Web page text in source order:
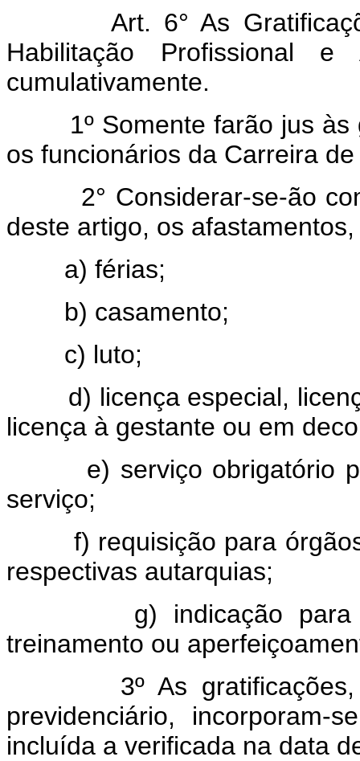
Art. 6° As
Habilitação Profissional
cumulativamente.
1º Somente farão jus às
os funcionários da Carreira
2° Considerar-se-ão
deste artigo, os
a) férias;
b) casamento;
c) luto;
d) licença especial,
licença à gestante ou em
e) serviço obrigatório
serviço;
f) requisição para órgãos
respectivas autarquias;
g) indicação para
treinamento ou
3º As gratificações,
previdenciário, incorporam-
incluída a verificada na data